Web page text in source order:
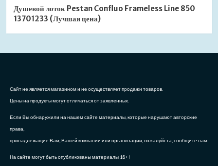
Душевой лоток Pestan Confluo Frameless Line 850
13701233 (Лучшая цена)
Сайт не является магазином и не осуществляет продажи товаров.
Цены на продукты могут отличаться от заявленных.
Если Вы обнаружили на нашем сайте материалы, которые нарушают авторские
права,
принадлежащие Вам, Вашей компании или организации, пожалуйста, сообщите нам.
На сайте могут быть опубликованы материалы 18+!